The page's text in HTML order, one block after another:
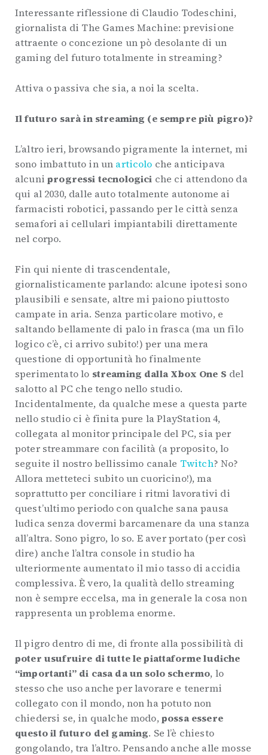
Interessante riflessione di Claudio Todeschini,
giornalista di The Games Machine: previsione
attraente o concezione un pò desolante di un
gaming del futuro totalmente in streaming?
Attiva o passiva che sia, a noi la scelta.
Il futuro sarà in streaming (e sempre più pigro)?
L’altro ieri, browsando pigramente la internet, mi
sono imbattuto in un articolo che anticipava
alcuniprogressi tecnologici che ci attendono da
qui al 2030, dalle auto totalmente autonome ai
farmacisti robotici, passando per le città senza
semafori ai cellulari impiantabili direttamente
nel corpo.
Fin qui niente di trascendentale,
giornalisticamente parlando: alcune ipotesi sono
plausibili e sensate, altre mi paiono piuttosto
campate in aria. Senza particolare motivo, e
saltando bellamente di palo in frasca (ma un filo
logico c’è, ci arrivo subito!) per una mera
questione di opportunità ho finalmente
sperimentato lo streaming dalla Xbox One S del
salotto al PC che tengo nello studio.
Incidentalmente, da qualche mese a questa parte
nello studio ci è finita pure la PlayStation 4,
collegata al monitor principale del PC, sia per
poter streammare con facilità (a proposito, lo
seguite il nostro bellissimo canale Twitch? No?
Allora metteteci subito un cuoricino!), ma
soprattutto per conciliare i ritmi lavorativi di
quest’ultimo periodo con qualche sana pausa
ludica senza dovermi barcamenare da una stanza
all’altra. Sono pigro, lo so. E aver portato (per così
dire) anche l’altra console in studio ha
ulteriormente aumentato il mio tasso di accidia
complessiva. È vero, la qualità dello streaming
non è sempre eccelsa, ma in generale la cosa non
rappresenta un problema enorme.
Il pigro dentro di me, di fronte alla possibilità di
poter usufruire di tutte le piattaforme ludiche
“importanti” di casa da un solo schermo, lo
stesso che uso anche per lavorare e tenermi
collegato con il mondo, non ha potuto non
chiedersi se, in qualche modo, possa essere
questo il futuro del gaming. Se l’è chiesto
gongolando, tra l’altro. Pensando anche alle mosse